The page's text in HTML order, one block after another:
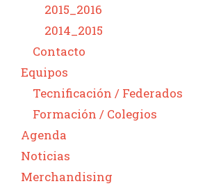
2015_2016
2014_2015
Contacto
Equipos
Tecnificación / Federados
Formación / Colegios
Agenda
Noticias
Merchandising